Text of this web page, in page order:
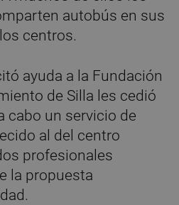
autobús en sus
centros.
ayuda a la Fundación
de Silla les cedió
cabo un servicio de
al del centro
profesionales
la propuesta